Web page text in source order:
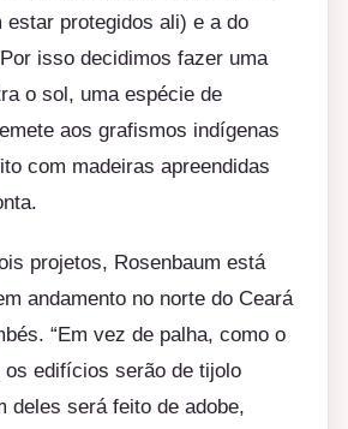
estar protegidos ali) e a do
isso decidimos fazer uma
o sol, uma espécie de
aos grafismos indígenas
com madeiras apreendidas
projetos, Rosenbaum está
andamento no norte do Ceará
“Em vez de palha, como o
os edifícios serão de tijolo
deles será feito de adobe,